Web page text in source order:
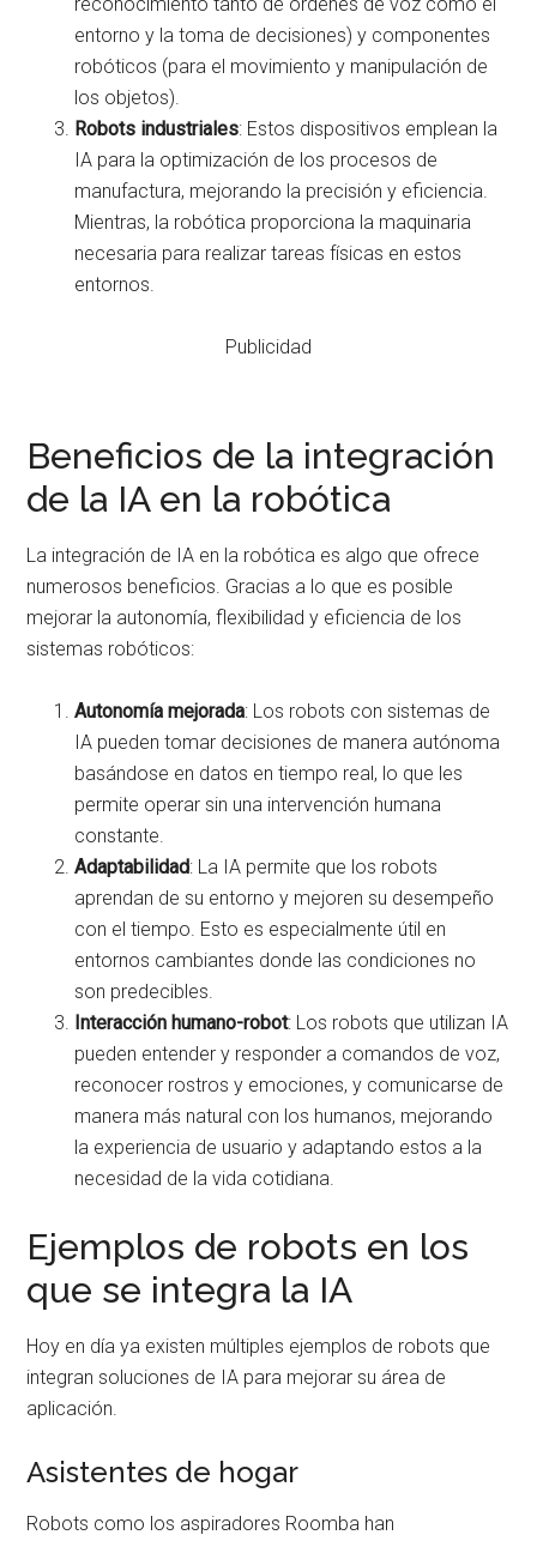
entorno y la toma de decisiones) y componentes
robóticos (para el movimiento y manipulación de
los objetos).
Robots industriales: Estos dispositivos emplean la
IA para la optimización de los procesos de
manufactura, mejorando la precisión y eficiencia.
Mientras, la robótica proporciona la maquinaria
necesaria para realizar tareas físicas en estos
entornos.
Publicidad
Beneficios de la integración
de la IA en la robótica
La integración de IA en la robótica es algo que ofrece
numerosos beneficios. Gracias a lo que es posible
mejorar la autonomía, flexibilidad y eficiencia de los
sistemas robóticos:
Autonomía mejorada: Los robots con sistemas de
IA pueden tomar decisiones de manera autónoma
basándose en datos en tiempo real, lo que les
permite operar sin una intervención humana
constante.
Adaptabilidad: La IA permite que los robots
aprendan de su entorno y mejoren su desempeño
con el tiempo. Esto es especialmente útil en
entornos cambiantes donde las condiciones no
son predecibles.
Interacción humano-robot: Los robots que utilizan IA
pueden entender y responder a comandos de voz,
reconocer rostros y emociones, y comunicarse de
manera más natural con los humanos, mejorando
la experiencia de usuario y adaptando estos a la
necesidad de la vida cotidiana.
Ejemplos de robots en los
que se integra la IA
Hoy en día ya existen múltiples ejemplos de robots que
integran soluciones de IA para mejorar su área de
aplicación.
Asistentes de hogar
Robots como los aspiradores Roomba han